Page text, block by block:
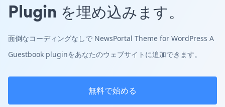
Plugin を埋め込みます。
面倒なコーディングなしで NewsPortal Theme for WordPress A
Guestbook pluginをあなたのウェブサイトに追加できます。
無料で始める